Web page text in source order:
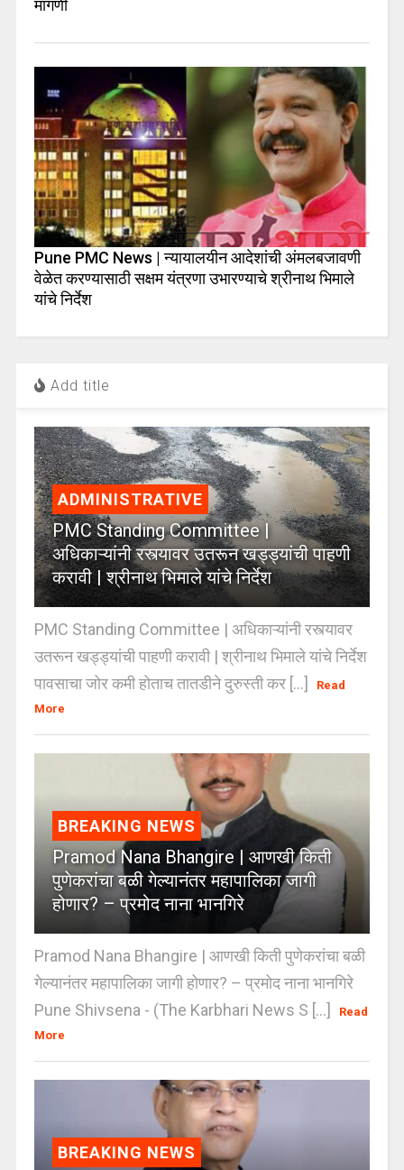
मागणी
Pune PMC News | न्यायालयीन आदेशांची अंमलबजावणी
वेळेत करण्यासाठी सक्षम यंत्रणा उभारण्याचे श्रीनाथ भिमाले
यांचे निर्देश
Add title
ADMINISTRATIVE
PMC Standing Committee |
अधिकाऱ्यांनी रस्त्यावर उतरून खड्ड्यांची पाहणी
करावी | श्रीनाथ भिमाले यांचे निर्देश
PMC Standing Committee | अधिकाऱ्यांनी रस्त्यावर
उतरून खड्ड्यांची पाहणी करावी | श्रीनाथ भिमाले यांचे निर्देश
पावसाचा जोर कमी होताच तातडीने दुरुस्ती कर [...]
Read
More
BREAKING NEWS
Pramod Nana Bhangire | आणखी किती
पुणेकरांचा बळी गेल्यानंतर महापालिका जागी
होणार? – प्रमोद नाना भानगिरे
Pramod Nana Bhangire | आणखी किती पुणेकरांचा बळी
गेल्यानंतर महापालिका जागी होणार? – प्रमोद नाना भानगिरे
Pune Shivsena - (The Karbhari News S [...]
Read
More
BREAKING NEWS